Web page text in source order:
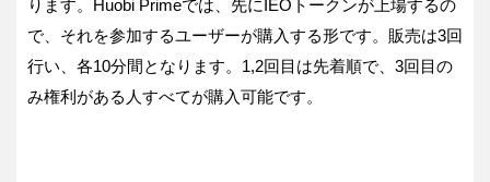
ります。Huobi Primeでは、先にIEOトークンが上場するの
で、それを参加するユーザーが購入する形です。販売は3回
行い、各10分間となります。1,2回目は先着順で、3回目の
み権利がある人すべてが購入可能です。